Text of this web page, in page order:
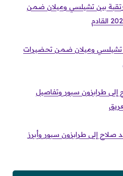
بين تشيلسي وميلان ضمن
تشيلسي وميلان ضمن تحضيرات
طرابزون سبور وتفاصيل
صلاح إلى طرابزون سبور وأبرز